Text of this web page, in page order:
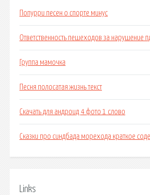
Попурри песен о спорте минус
Ответственность пешеходов за нарушение
Группа мамочка
Песня полосатая жизнь текст
Скачать для андроид 4 фото 1 слово
Сказки про синдбада морехода краткое
Links